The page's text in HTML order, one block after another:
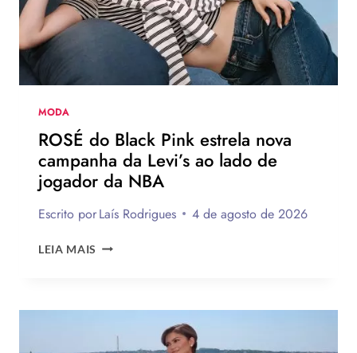
CHEGAR
AO
MODA
ROSÉ do Black Pink estrela nova
campanha da Levi’s ao lado de
jogador da NBA
Escrito porLaís Rodrigues 4 de agosto de 2026
LEIA MAIS ROSÉ
ESTRELA
CAMPANHA